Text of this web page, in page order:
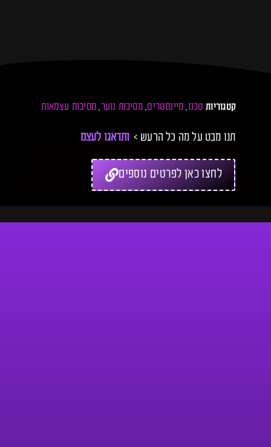
קטגוריות טכנו, מיינסטרים, מסיבות נוער, מסיבות עצמאות
תנו מבט על מה כל הרעש > ותדאגו לעצמ
לחצו כאן לפרטים נוספים